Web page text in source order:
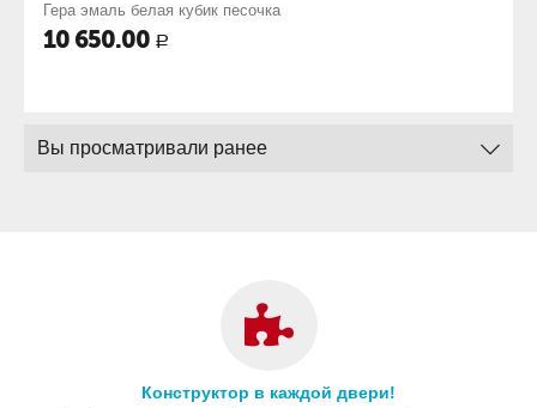
Гера эмаль белая кубик песочка
10 650.00 Р
Вы просматривали ранее
Конструктор в каждой двери!